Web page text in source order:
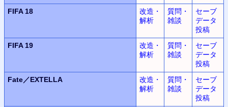
FIFA 18
改造・
解析
質問・
雑談
セーブ
データ
投稿
FIFA 19
改造・
解析
質問・
雑談
セーブ
データ
投稿
Fate／EXTELLA
改造・
解析
質問・
雑談
セーブ
データ
投稿